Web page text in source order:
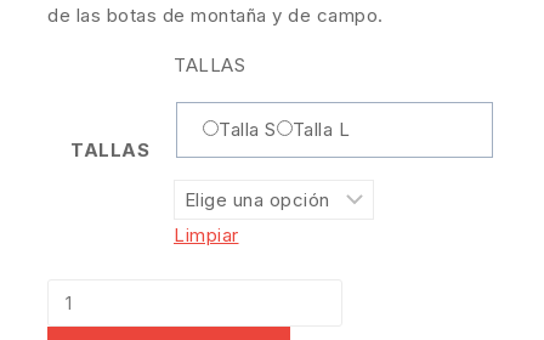
de las botas de montaña y de campo.
TALLAS
TALLAS
Talla S Talla L
Limpiar